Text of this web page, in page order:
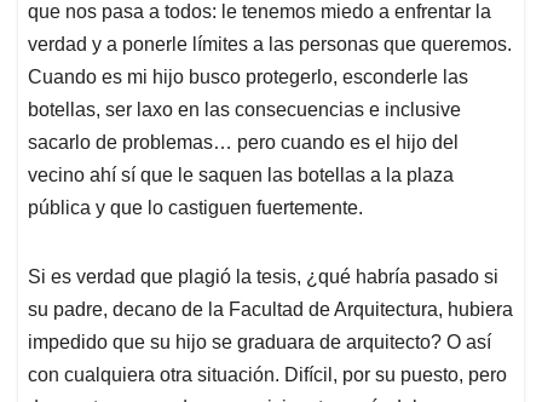
que nos pasa a todos: le tenemos miedo a enfrentar la
verdad y a ponerle límites a las personas que queremos.
Cuando es mi hijo busco protegerlo, esconderle las
botellas, ser laxo en las consecuencias e inclusive
sacarlo de problemas… pero cuando es el hijo del
vecino ahí sí que le saquen las botellas a la plaza
pública y que lo castiguen fuertemente.
Si es verdad que plagió la tesis, ¿qué habría pasado si
su padre, decano de la Facultad de Arquitectura, hubiera
impedido que su hijo se graduara de arquitecto? O así
con cualquiera otra situación. Difícil, por su puesto, pero